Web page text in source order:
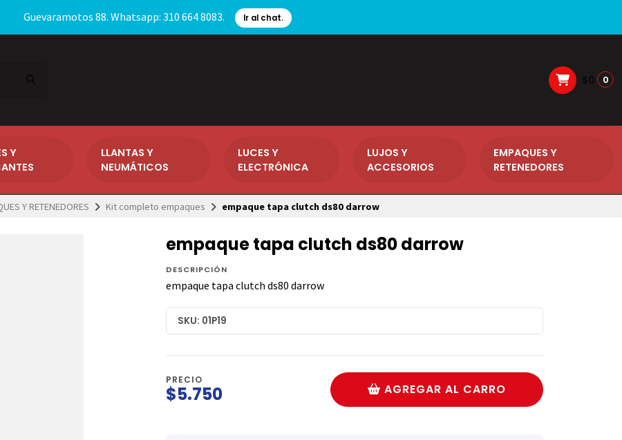
Guevaramotos 88. Whatsapp: 310 664 8083. Ir al chat.
0
Y
LLANTAS Y
NEUMÁTICOS
LUCES Y
ELECTRÓNICA
LUJOS Y
ACCESORIOS
EMPAQUES Y
RETENEDORES
Y RETENEDORES Kit completo empaques empaque tapa clutch ds80 darrow
empaque tapa clutch ds80 darrow
DESCRIPCIÓN
empaque tapa clutch ds80 darrow
SKU: 01P19
PRECIO
$5.750 AGREGAR AL CARRO